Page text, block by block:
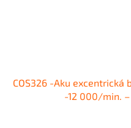
COS326 -Aku excentrická
-12 000/min.